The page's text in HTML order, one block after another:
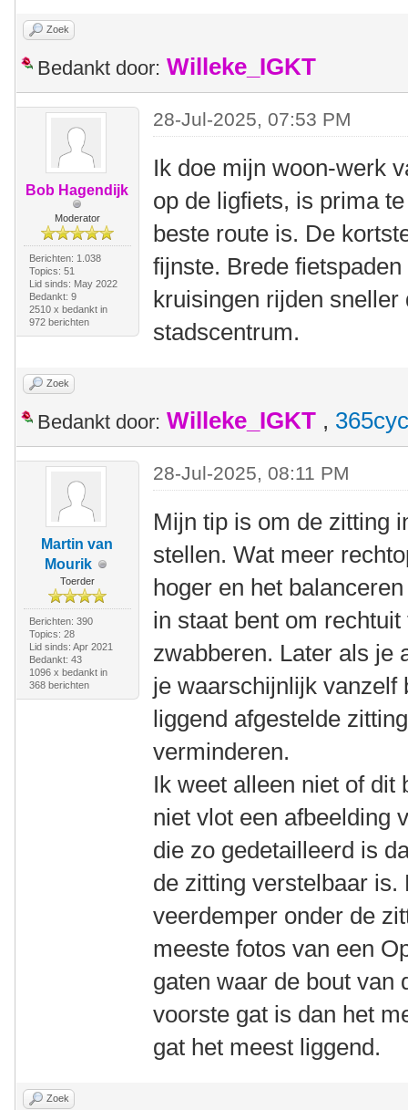
Zoek
Bedankt door: Willeke_IGKT
Bob Hagendijk
Moderator
Berichten: 1.038
Topics: 51
Lid sinds: May 2022
Bedankt: 9
2510 x bedankt in
972 berichten
28-Jul-2025, 07:53 PM
Ik doe mijn woon-werk
op de ligfiets, is prima
beste route is. De
fijnste. Brede
kruisingen rijden
stadscentrum.
Zoek
Bedankt door: Willeke_IGKT ,
Martin van
Mourik
Toerder
Berichten: 390
Topics: 28
Lid sinds: Apr 2021
Bedankt: 43
1096 x bedankt in
368 berichten
28-Jul-2025, 08:11 PM
Mijn tip is om de zitting
stellen. Wat meer
hoger en het
in staat bent om
zwabberen. Later als je
je waarschijnlijk vanzelf
liggend afgestelde
verminderen.
Ik weet alleen niet of dit
niet vlot een afbeelding
die zo gedetailleerd is
de zitting verstelbaar
veerdemper onder de
meeste fotos van een
gaten waar de bout van
voorste gat is dan het
gat het meest liggend.
Zoek